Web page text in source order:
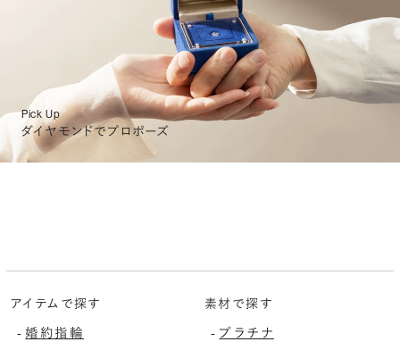
Pick Up
ダイヤモンドでプロポーズ
アイテムで探す
-婚約指輪
素材で探す
- プラチナ